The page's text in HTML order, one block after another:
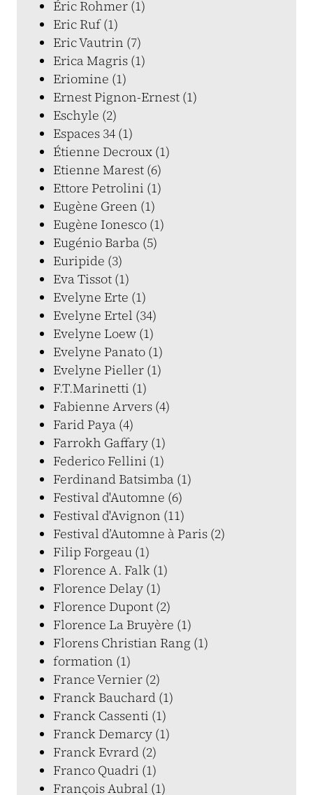
Éric Rohmer (1)
Eric Ruf (1)
Eric Vautrin (7)
Erica Magris (1)
Eriomine (1)
Ernest Pignon-Ernest (1)
Eschyle (2)
Espaces 34 (1)
Étienne Decroux (1)
Etienne Marest (6)
Ettore Petrolini (1)
Eugène Green (1)
Eugène Ionesco (1)
Eugénio Barba (5)
Euripide (3)
Eva Tissot (1)
Evelyne Erte (1)
Evelyne Ertel (34)
Evelyne Loew (1)
Evelyne Panato (1)
Evelyne Pieller (1)
F.T.Marinetti (1)
Fabienne Arvers (4)
Farid Paya (4)
Farrokh Gaffary (1)
Federico Fellini (1)
Ferdinand Batsimba (1)
Festival d'Automne (6)
Festival d'Avignon (11)
Festival d’Automne à Paris (2)
Filip Forgeau (1)
Florence A. Falk (1)
Florence Delay (1)
Florence Dupont (2)
Florence La Bruyère (1)
Florens Christian Rang (1)
formation (1)
France Vernier (2)
Franck Bauchard (1)
Franck Cassenti (1)
Franck Demarcy (1)
Franck Evrard (2)
Franco Quadri (1)
François Aubral (1)